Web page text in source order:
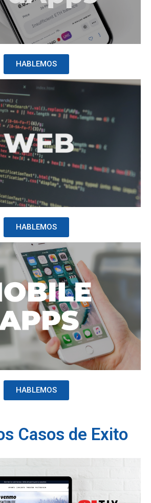
HABLEMOS
HABLEMOS
HABLEMOS
Casos de Exito